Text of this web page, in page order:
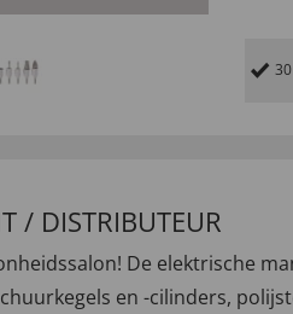
/ DISTRIBUTEUR
De elektrische
en -cilinders,